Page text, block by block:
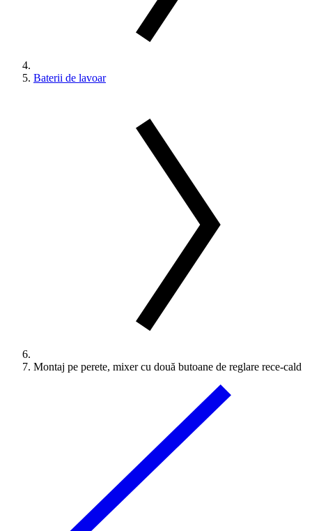
Baterii de lavoar
Montaj pe perete, mixer cu două butoane de reglare rece-cald